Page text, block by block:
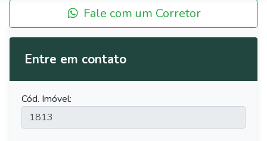
Fale com um Corretor
Entre em contato
Cód. Imóvel: